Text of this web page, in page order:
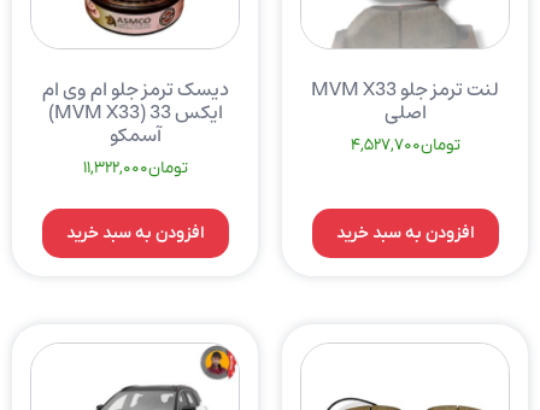
لنت ترمز جلو MVM X33
اصلی
تومان4,527,700
افزودن به سبد خرید
دیسک ترمز جلو ام وی ام
ایکس 33 (MVM X33)
آسمکو
تومان11,322,000
افزودن به سبد خرید